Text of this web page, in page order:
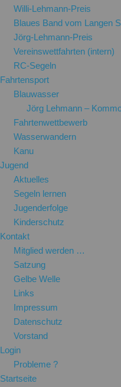
Willi-Lehmann-Preis
Blaues Band vom Langen
Jörg-Lehmann-Preis
Vereinswettfahrten (intern)
RC-Segeln
Fahrtensport
Blauwasser
Jörg Lehmann –
Fahrtenwettbewerb
Wasserwandern
Kanu
Jugend
Aktuelles
Segeln lernen
Jugenderfolge
Kinderschutz
Kontakt
Mitglied werden …
Satzung
Gelbe Welle
Links
Impressum
Datenschutz
Vorstand
Login
Probleme ?
Startseite